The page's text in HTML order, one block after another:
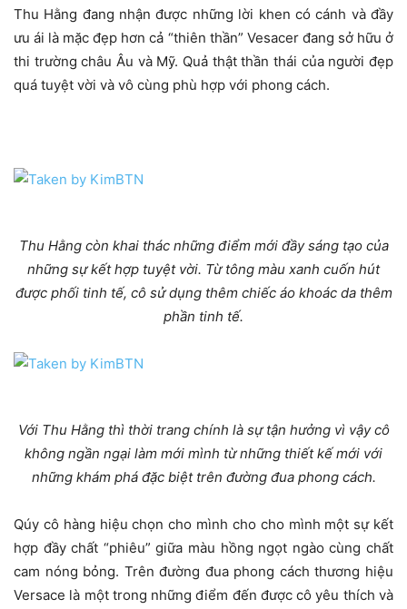
Thu Hằng đang nhận được những lời khen có cánh và đầy
ưu ái là mặc đẹp hơn cả “thiên thần” Vesacer đang sở hữu ở
thi trường châu Âu và Mỹ. Quả thật thần thái của người đẹp
quá tuyệt vời và vô cùng phù hợp với phong cách.
Thu Hằng còn khai thác những điểm mới đầy sáng tạo của
những sự kết hợp tuyệt vời. Từ tông màu xanh cuốn hút
được phối tinh tế, cô sử dụng thêm chiếc áo khoác da thêm
phần tinh tế.
Với Thu Hằng thì thời trang chính là sự tận hưởng vì vậy cô
không ngần ngại làm mới mình từ những thiết kế mới với
những khám phá đặc biệt trên đường đua phong cách.
Qúy cô hàng hiệu chọn cho mình cho cho mình một sự kết
hợp đầy chất “phiêu” giữa màu hồng ngọt ngào cùng chất
cam nóng bỏng. Trên đường đua phong cách thương hiệu
Versace là một trong những điểm đến được cô yêu thích và